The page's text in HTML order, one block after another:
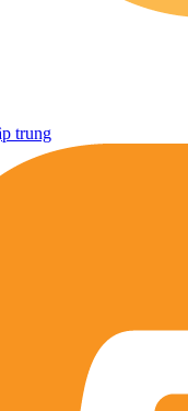
trung